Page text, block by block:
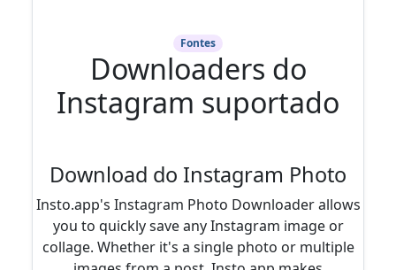
Fontes
Downloaders do
Instagram suportado
Download do Instagram Photo
Insto.app's Instagram Photo Downloader allows
you to quickly save any Instagram image or
collage. Whether it's a single photo or multiple